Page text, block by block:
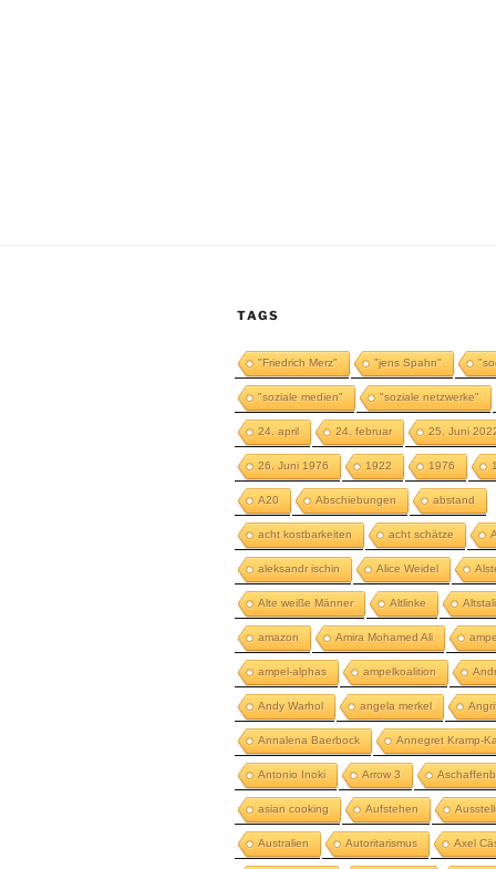
TAGS
"Friedrich Merz" "jens Spahn"
"soziale medien" "soziale netzwerke"
24. april 24. februar 25. Juni
26. Juni 1976 1922 1976
A20 Abschiebungen abstand
acht kostbarkeiten acht schätze
aleksandr ischin Alice Weidel
Alte weiße Männer Altlinke
amazon Amira Mohamed Ali
ampel-alphas ampelkoalition
Andy Warhol angela merkel
Annalena Baerbock Annegret Kramp-
Antonio Inoki Arrow 3
asian cooking Aufstehen
Australien Autoritarismus Axel